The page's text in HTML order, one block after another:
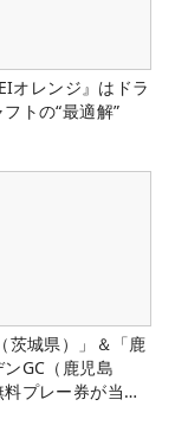
オレンジ』はドラ
トの“最適解”
茨城県）」＆「鹿
GC（鹿児島
プレー券が当た